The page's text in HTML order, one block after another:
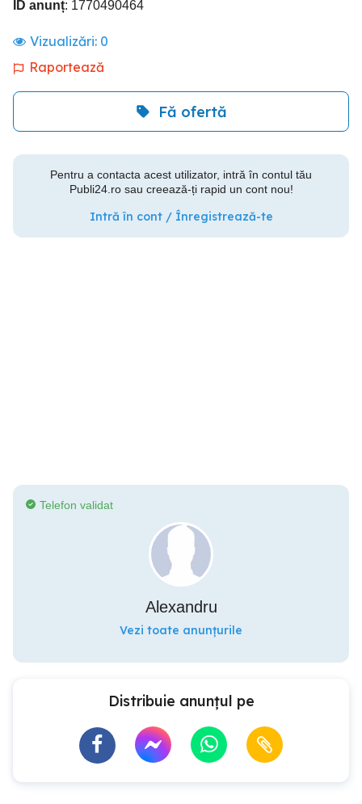
ID anunț: 1770490464
Vizualizări: 0
Raportează
Fă ofertă
Pentru a contacta acest utilizator, intră în contul tău
Publi24.ro sau creează-ți rapid un cont nou!
Intră în cont / Înregistrează-te
Telefon validat
Alexandru
Vezi toate anunțurile
Distribuie anunțul pe